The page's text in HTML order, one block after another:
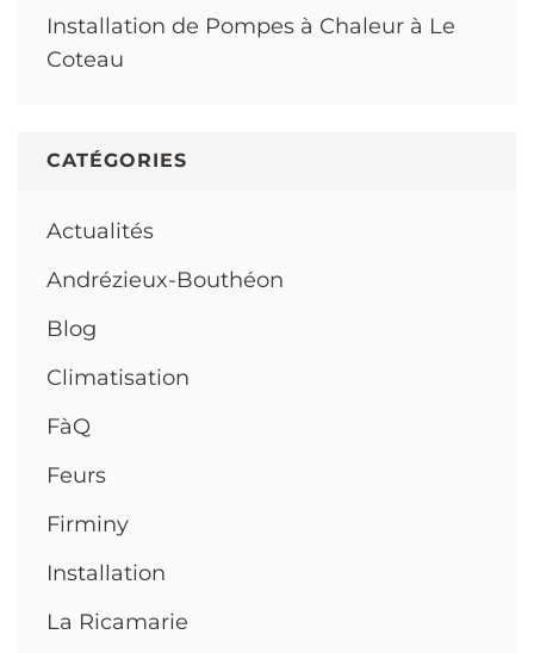
Installation de Pompes à Chaleur à Le
Coteau
CATÉGORIES
Actualités
Andrézieux-Bouthéon
Blog
Climatisation
FàQ
Feurs
Firminy
Installation
La Ricamarie